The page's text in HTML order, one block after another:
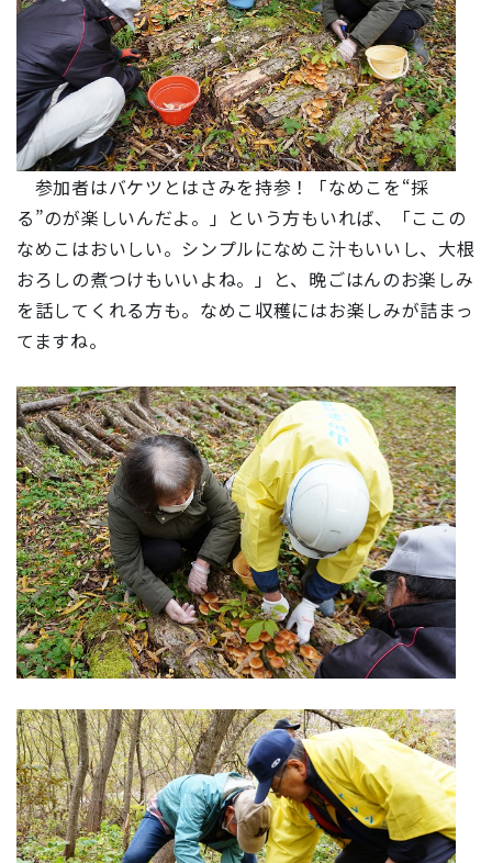
参加者はバケツとはさみを持参！「なめこを“採
る”のが楽しいんだよ。」という方もいれば、「ここの
なめこはおいしい。シンプルになめこ汁もいいし、大根
おろしの煮つけもいいよね。」と、晩ごはんのお楽しみ
を話してくれる方も。なめこ収穫にはお楽しみが詰まっ
てますね。